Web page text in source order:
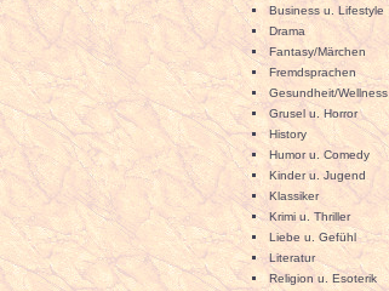
Business u. Lifestyle
Drama
Fantasy/Märchen
Fremdsprachen
Gesundheit/Wellness
Grusel u. Horror
History
Humor u. Comedy
Kinder u. Jugend
Klassiker
Krimi u. Thriller
Liebe u. Gefühl
Literatur
Religion u. Esoterik